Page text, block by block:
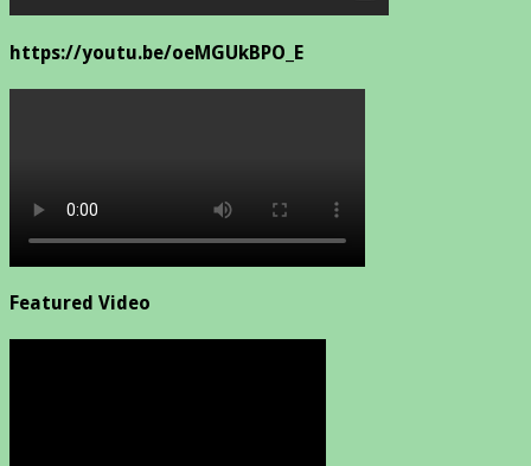
https://youtu.be/oeMGUkBPO_E
Featured Video